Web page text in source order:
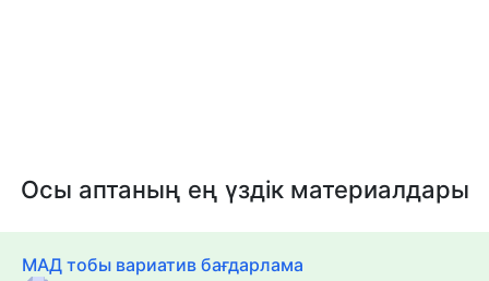
Осы аптаның ең үздік материалдары
МАД тобы вариатив бағдарлама